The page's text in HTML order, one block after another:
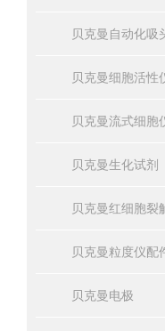
贝克曼自动化吸
贝克曼细胞活性
贝克曼流式细胞
贝克曼生化试剂
贝克曼红细胞裂
贝克曼粒度仪配
贝克曼电极